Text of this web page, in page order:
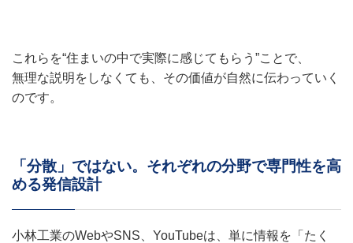
これらを“住まいの中で実際に感じてもらう”ことで、
無理な説明をしなくても、その価値が自然に伝わっていく
のです。
「分散」ではない。それぞれの分野で専門性を高
める発信設計
小林工業のWebやSNS、YouTubeは、単に情報を「たく